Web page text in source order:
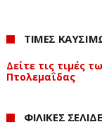
ΤΙΜΕΣ
Δείτε τις τιμές
Πτολεμαΐδας
ΦΙΛΙΚΕΣ